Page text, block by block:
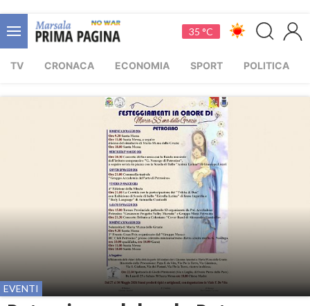
35 °C
TV CRONACA ECONOMIA SPORT POLITICA
EVENTI